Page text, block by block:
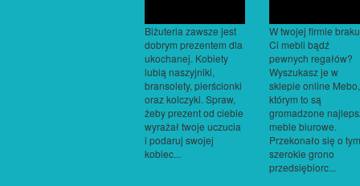
Biżuteria zawsze jest
dobrym prezentem dla
ukochanej. Kobiety
lubią naszyjniki,
bransolety, pierścionki
oraz kolczyki. Spraw,
żeby prezent od ciebie
wyrażał twoje uczucia
i podaruj swojej
kobiec...
W twojej firmie
Ci mebli bądź
pewnych regałów?
Wyszukasz je w
sklepie online
którym to są
gromadzone
meble biurowe.
Przekonało się o tym
szerokie grono
przedsiębiorc...